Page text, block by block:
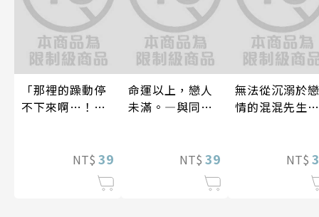
「那裡的躁動停
不下來啊…！」
滿人電車(第13
NT$ 39
命運以上，戀人
未滿。―與同期α
NT$ 39
無法從沉溺於戀
情的混混先生
NT$